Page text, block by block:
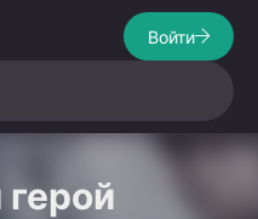
Войти